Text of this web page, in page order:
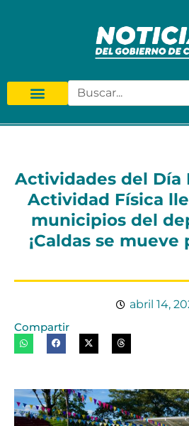
Actividades del Día
Actividad Física
municipios del
¡Caldas se mueve
abril 14,
Compartir